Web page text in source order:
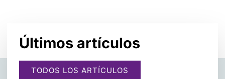
Últimos artículos
TODOS LOS ARTÍCULOS